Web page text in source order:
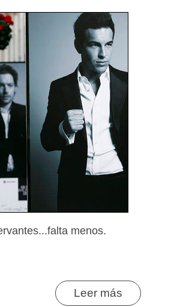
menos.
Leer más